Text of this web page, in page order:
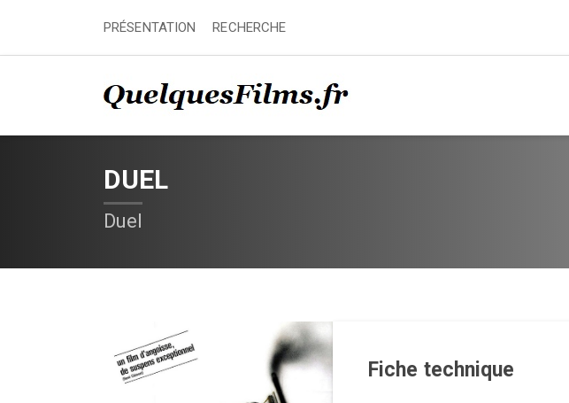
PRÉSENTATION RECHERCHE
DUEL
Duel
Fiche technique